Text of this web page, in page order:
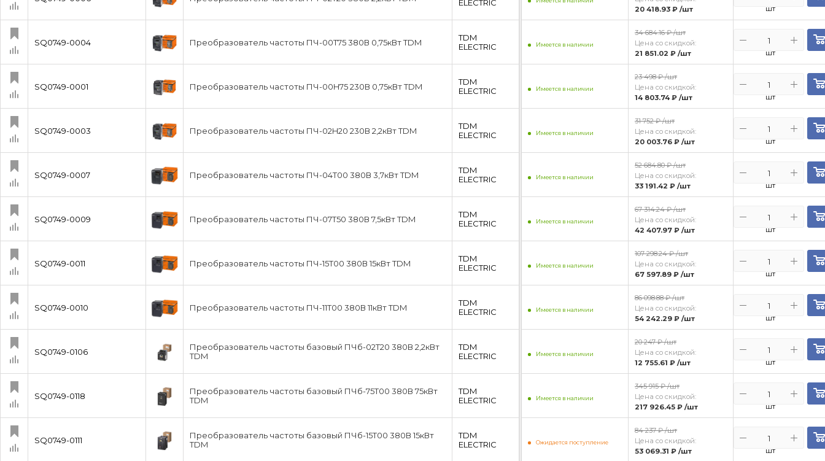
ЕLECTRIC
SQ0749-0004 Преобразователь частоты ПЧ-00T75 380В 0,75кВт TDM
TDM
ЕLECTRIC
SQ0749-0001 Преобразователь частоты ПЧ-00H75 230В 0,75кВт TDM
TDM
ЕLECTRIC
SQ0749-0003 Преобразователь частоты ПЧ-02H20 230В 2,2кВт TDM
TDM
ЕLECTRIC
SQ0749-0007 Преобразователь частоты ПЧ-04T00 380В 3,7кВт TDM
TDM
ЕLECTRIC
SQ0749-0009 Преобразователь частоты ПЧ-07T50 380В 7,5кВт TDM
TDM
ЕLECTRIC
SQ0749-0011 Преобразователь частоты ПЧ-15T00 380В 15кВт TDM
TDM
ЕLECTRIC
SQ0749-0010 Преобразователь частоты ПЧ-11T00 380В 11кВт TDM
TDM
ЕLECTRIC
SQ0749-0106
Преобразователь частоты базовый ПЧб-02T20 380В 2,2кВт
TDM
TDM
ЕLECTRIC
SQ0749-0118
Преобразователь частоты базовый ПЧб-75T00 380В 75кВт
TDM
TDM
ЕLECTRIC
SQ0749-0111
Преобразователь частоты базовый ПЧб-15T00 380В 15кВт
TDM
TDM
ЕLECTRIC
20 418.93 ₽ /шт шт
Имеется в наличии
34 684.16 ₽ /шт
Цена со скидкой:
21 851.02 ₽ /шт шт
Имеется в наличии
23 498 ₽ /шт
Цена со скидкой:
14 803.74 ₽ /шт шт
Имеется в наличии
31 752 ₽ /шт
Цена со скидкой:
20 003.76 ₽ /шт шт
Имеется в наличии
52 684.80 ₽ /шт
Цена со скидкой:
33 191.42 ₽ /шт шт
Имеется в наличии
67 314.24 ₽ /шт
Цена со скидкой:
42 407.97 ₽ /шт шт
Имеется в наличии
107 298.24 ₽ /шт
Цена со скидкой:
67 597.89 ₽ /шт шт
Имеется в наличии
86 098.88 ₽ /шт
Цена со скидкой:
54 242.29 ₽ /шт шт
Имеется в наличии
20 247 ₽ /шт
Цена со скидкой:
12 755.61 ₽ /шт шт
Имеется в наличии
345 915 ₽ /шт
Цена со скидкой:
217 926.45 ₽ /шт шт
Ожидается поступление
84 237 ₽ /шт
Цена со скидкой:
53 069.31 ₽ /шт шт